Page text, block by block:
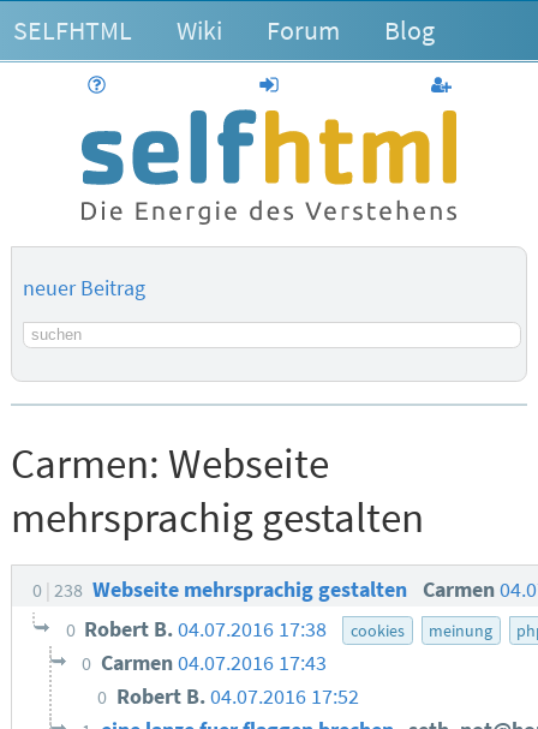
SELFHTML Wiki Forum Blog
anmelden
neuer Beitrag
Suchbegriff
Carmen: Webseite
mehrsprachig gestalten
0 238 Webseite mehrsprachig gestalten Carmen
0 Robert B.04.07.2016 17:38 cookies meinung
0 Carmen04.07.2016 17:43
0 Robert B.04.07.2016 17:52